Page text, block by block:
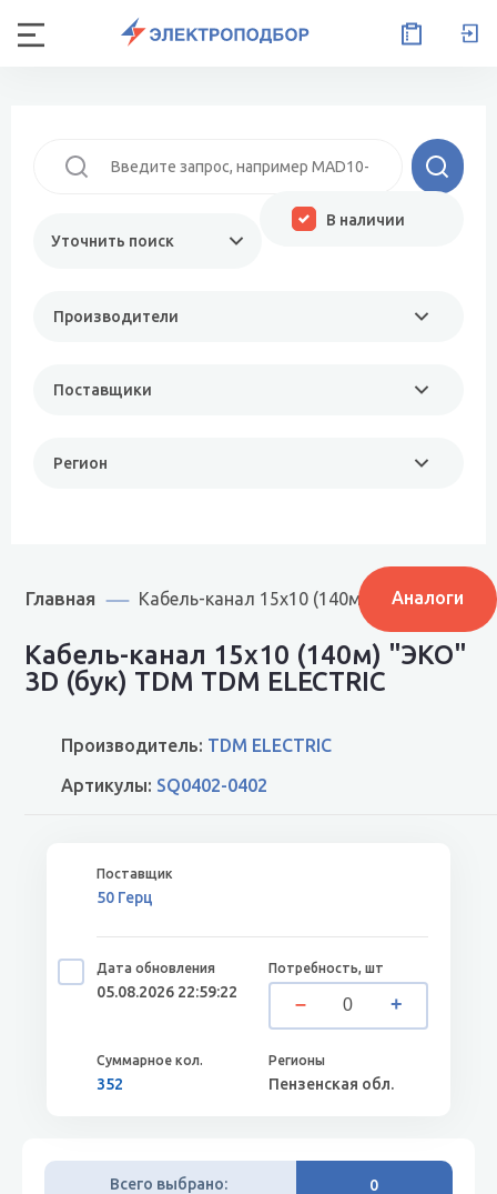
Уточнить поиск
Производители
Поставщики
Регион
В наличии
Главная Кабель-канал 15х10 (140м) "ЭКО" 3D (бук)
Аналоги
Кабель-канал 15х10 (140м) "ЭКО"
3D (бук) TDM TDM ELECTRIC
Производитель: TDM ELECTRIC
Артикулы: SQ0402-0402
50 Герц
05.08.2026 22:59:22
352 Пензенская обл.
Всего выбрано: 0